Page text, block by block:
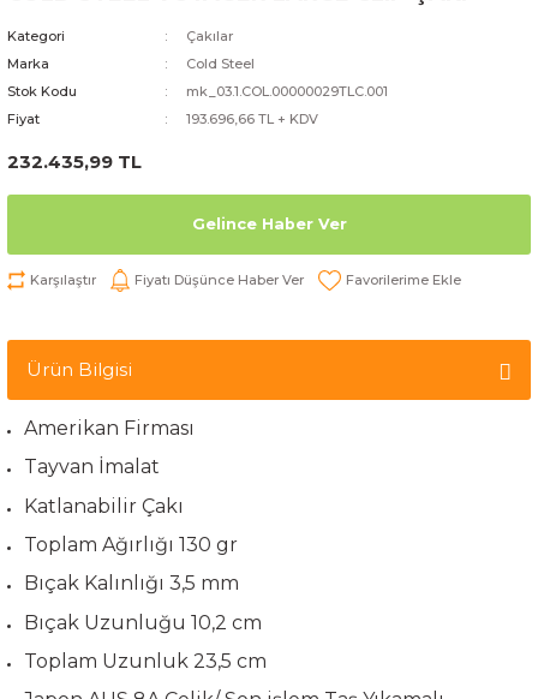
Kategori
Çakılar
Marka
Cold Steel
Stok Kodu
mk_03.1.COL.00000029TLC.001
Fiyat
193.696,66 TL + KDV
232.435,99 TL
Gelince Haber Ver
Karşılaştır Fiyatı Düşünce Haber Ver
Ürün Bilgisi
Amerikan Firması
Tayvan İmalat
Katlanabilir Çakı
Toplam Ağırlığı 130 gr
Bıçak Kalınlığı 3,5 mm
Bıçak Uzunluğu 10,2 cm
Toplam Uzunluk 23,5 cm